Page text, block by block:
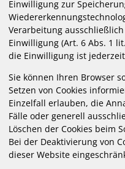
Einwilligung zur
Verarbeitung
Einwilligung (Art. 6 Abs. 1
die Einwilligung ist
Sie können Ihren Browser
Setzen von Cookies
Einzelfall erlauben, die
Fälle oder generell
Löschen der Cookies beim
Bei der Deaktivierung von
dieser Website